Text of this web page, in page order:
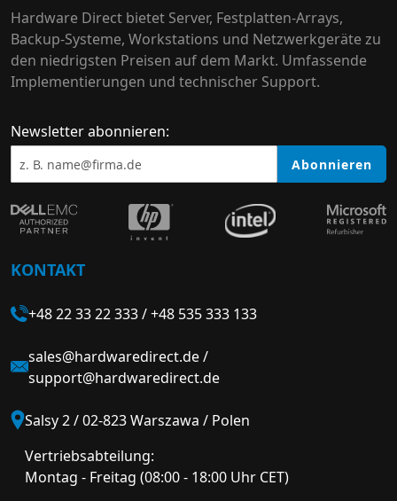
Hardware Direct bietet Server, Festplatten-Arrays,
Backup-Systeme, Workstations und Netzwerkgeräte zu
den niedrigsten Preisen auf dem Markt. Umfassende
Implementierungen und technischer Support.
Newsletter abonnieren:
Abonnieren
KONTAKT
+48 22 33 22 333/+48 535 333 133
sales@hardwaredirect.de/
support@hardwaredirect.de
Salsy 2 / 02-823 Warszawa / Polen
Vertriebsabteilung:
Montag - Freitag (08:00 - 18:00 Uhr CET)